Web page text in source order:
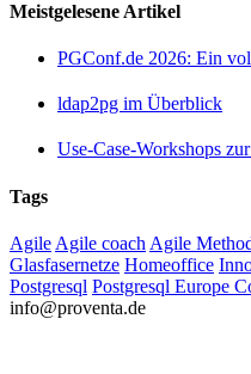
Meistgelesene Artikel
PGConf.de 2026: Ein
ldap2pg im Überblick
Use-Case-Workshops
Tags
Agile Agile coach Agile
Glasfasernetze Homeoffice
Postgresql Postgresql Europe
info@proventa.de